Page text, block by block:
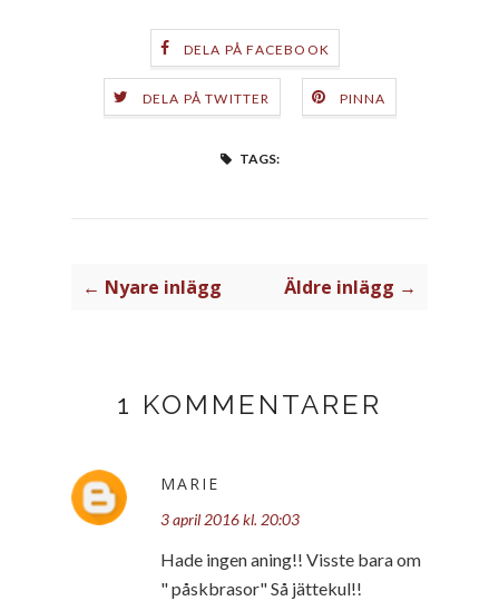
DELA PÅ FACEBOOK
DELA PÅ TWITTER PINNA
TAGS:
← Nyare inlägg Äldre inlägg →
1 KOMMENTARER
MARIE
3 april 2016 kl. 20:03
Hade ingen aning!! Visste bara om
" påskbrasor" Så jättekul!!